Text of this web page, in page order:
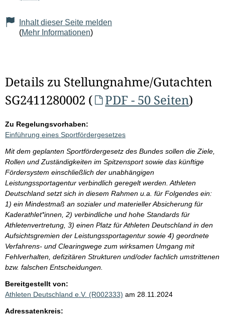
Inhalt dieser Seite melden
(Mehr Informationen)
Details zu Stellungnahme/Gutachten
SG2411280002 (
PDF - 50 Seiten)
Zu Regelungsvorhaben:
Einführung eines Sportfördergesetzes
Mit dem geplanten Sportfördergesetz des Bundes sollen die Ziele,
Rollen und Zuständigkeiten im Spitzensport sowie das künftige
Fördersystem einschließlich der unabhängigen
Leistungssportagentur verbindlich geregelt werden. Athleten
Deutschland setzt sich in diesem Rahmen u.a. für Folgendes ein:
1) ein Mindestmaß an sozialer und materieller Absicherung für
Kaderathlet*innen, 2) verbindliche und hohe Standards für
Athletenvertretung, 3) einen Platz für Athleten Deutschland in den
Aufsichtsgremien der Leistungssportagentur sowie 4) geordnete
Verfahrens- und Clearingwege zum wirksamen Umgang mit
Fehlverhalten, defizitären Strukturen und/oder fachlich umstrittenen
bzw. falschen Entscheidungen.
Bereitgestellt von:
Athleten Deutschland e.V. (R002333) am 28.11.2024
Adressatenkreis: